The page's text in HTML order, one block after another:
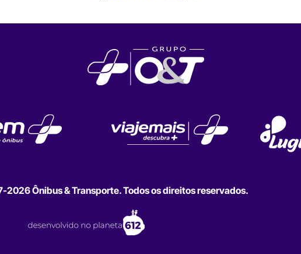
Ônibus & Transporte. Todos os direitos reservados.